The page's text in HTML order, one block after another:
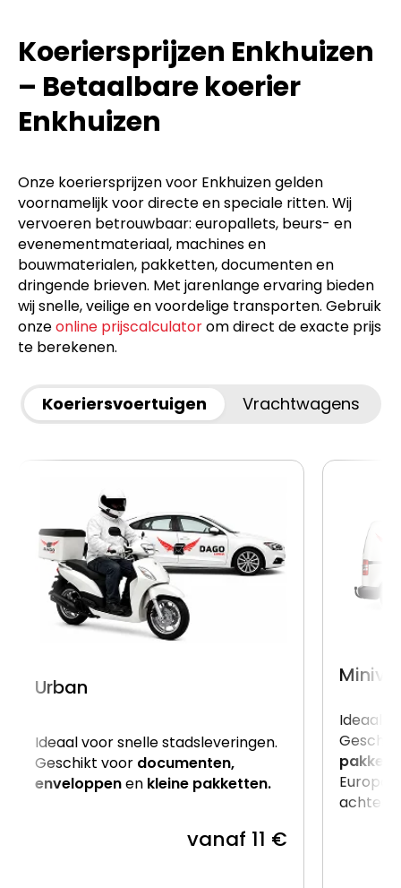
Koeriersprijzen Enkhuizen
– Betaalbare koerier
Enkhuizen
Onze koeriersprijzen voor Enkhuizen gelden
voornamelijk voor directe en speciale ritten. Wij
vervoeren betrouwbaar: europallets, beurs- en
evenementmateriaal, machines en
bouwmaterialen, pakketten, documenten en
dringende brieven. Met jarenlange ervaring bieden
wij snelle, veilige en voordelige transporten. Gebruik
onzeonline prijscalculatorom direct de exacte prijs
te berekenen.
Koeriersvoertuigen Vrachtwagens
Urban
Ideaal voor snelle stadsleveringen.
Geschikt voor documenten,
enveloppenen kleine pakketten.
vanaf 11 €
Ideaal